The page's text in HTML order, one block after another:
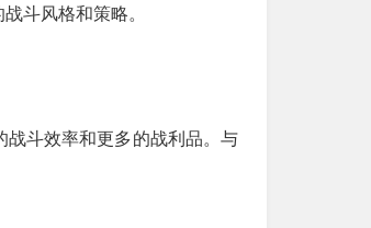
斗风格和策略。
战斗效率和更多的战利品。与